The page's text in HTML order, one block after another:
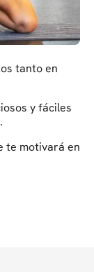
tanto en
y fáciles
te motivará en